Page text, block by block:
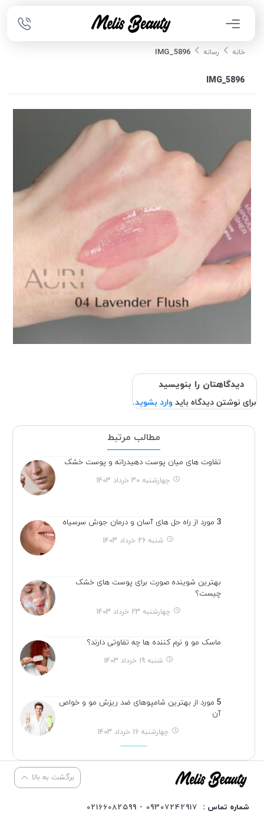
خانه رسانه IMG_5896
IMG_5896
دیدگاهتان را بنویسید
برای نوشتن دیدگاه باید وارد بشوید.
مطالب مرتبط
تفاوت های میان پوست دهیدراته و پوست خشک
چهارشنبه 30 خرداد 1403
3 مورد از راه حل های آسان و درمان جوش سرسیاه
شنبه 26 خرداد 1403
بهترین شوینده صورت برای پوست های خشک
چیست؟
چهارشنبه 23 خرداد 1403
ماسک مو و نرم کننده ها چه تفاوتی دارند؟
شنبه 19 خرداد 1403
5 مورد از بهترین شامپوهای ضد ریزش مو و خواص
آن
چهارشنبه 16 خرداد 1403
برگشت به بالا
شماره تماس :
09307242917 - 02166082599